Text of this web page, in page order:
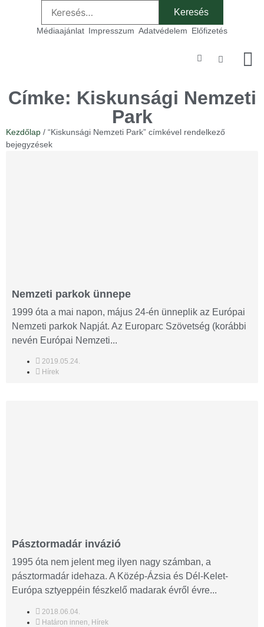
Médiaajánlat Impresszum Adatvédelem Előfizetés
Címke: Kiskunsági Nemzeti
Park
Kezdőlap / “Kiskunsági Nemzeti Park” címkével rendelkező
bejegyzések
Nemzeti parkok ünnepe
1999 óta a mai napon, május 24-én ünneplik az Európai
Nemzeti parkok Napját. Az Europarc Szövetség (korábbi
nevén Európai Nemzeti...
2019.05.24.
Hírek
Pásztormadár invázió
1995 óta nem jelent meg ilyen nagy számban, a
pásztormadár idehaza. A Közép-Ázsia és Dél-Kelet-
Európa sztyeppéin fészkelő madarak évről évre...
2018.06.04.
Határon innen Hírek